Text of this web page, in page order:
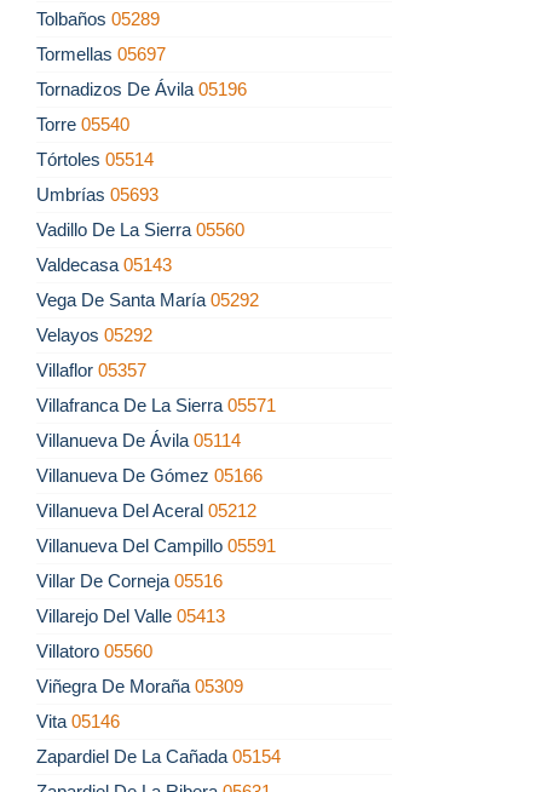
Tolbaños 05289
Tormellas 05697
Tornadizos De Ávila 05196
Torre 05540
Tórtoles 05514
Umbrías 05693
Vadillo De La Sierra 05560
Valdecasa 05143
Vega De Santa María 05292
Velayos 05292
Villaflor 05357
Villafranca De La Sierra 05571
Villanueva De Ávila 05114
Villanueva De Gómez 05166
Villanueva Del Aceral 05212
Villanueva Del Campillo 05591
Villar De Corneja 05516
Villarejo Del Valle 05413
Villatoro 05560
Viñegra De Moraña 05309
Vita 05146
Zapardiel De La Cañada 05154